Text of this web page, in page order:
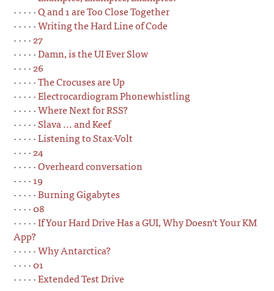
· · · · ·Q and 1 are Too Close Together
· · · · ·Writing the Hard Line of Code
· · · ·27
· · · · ·Damn, is the UI Ever Slow
· · · ·26
· · · · ·The Crocuses are Up
· · · · ·Electrocardiogram Phonewhistling
· · · · ·Where Next for RSS?
· · · · ·Slava ... and Keef
· · · · ·Listening to Stax-Volt
· · · ·24
· · · · ·Overheard conversation
· · · ·19
· · · · ·Burning Gigabytes
· · · ·08
· · · · ·If Your Hard Drive Has a GUI, Why Doesn't Your KM
App?
· · · · ·Why Antarctica?
· · · ·01
· · · · ·Extended Test Drive